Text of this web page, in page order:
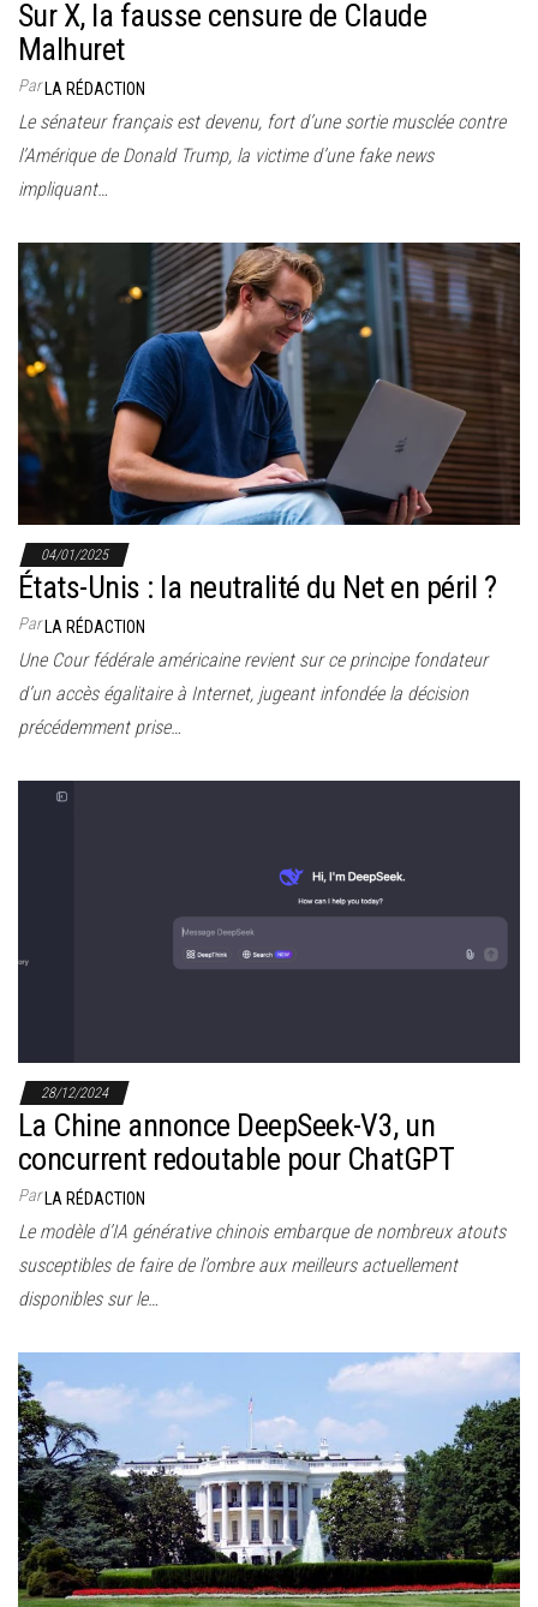
Sur X, la fausse censure de Claude
Malhuret
ParLA RÉDACTION
Le sénateur français est devenu, fort d’une sortie musclée contre
l’Amérique de Donald Trump, la victime d’une fake news
impliquant…
04/01/2025
États-Unis : la neutralité du Net en péril ?
ParLA RÉDACTION
Une Cour fédérale américaine revient sur ce principe fondateur
d’un accès égalitaire à Internet, jugeant infondée la décision
précédemment prise…
28/12/2024
La Chine annonce DeepSeek-V3, un
concurrent redoutable pour ChatGPT
ParLA RÉDACTION
Le modèle d’IA générative chinois embarque de nombreux atouts
susceptibles de faire de l’ombre aux meilleurs actuellement
disponibles sur le…